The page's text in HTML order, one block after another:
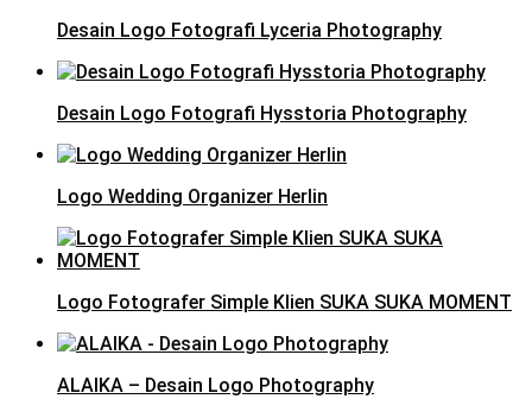
Desain Logo Fotografi Lyceria Photography
Desain Logo Fotografi Hysstoria Photography
Logo Wedding Organizer Herlin
Logo Fotografer Simple Klien SUKA SUKA MOMENT
ALAIKA – Desain Logo Photography